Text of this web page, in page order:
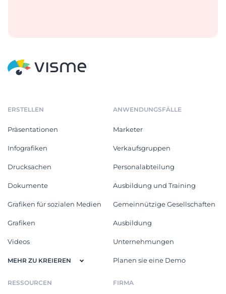
ERSTELLEN
Präsentationen
Infografiken
Drucksachen
Dokumente
Grafiken für sozialen Medien
Grafiken
Videos
MEHR ZU KREIEREN
ANWENDUNGSFÄLLE
Marketer
Verkaufsgruppen
Personalabteilung
Ausbildung und Training
Gemeinnützige Gesellschaften
Ausbildung
Unternehmungen
Planen sie eine Demo
RESSOURCEN FIRMA